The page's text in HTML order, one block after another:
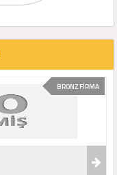
BRONZ FİRMA